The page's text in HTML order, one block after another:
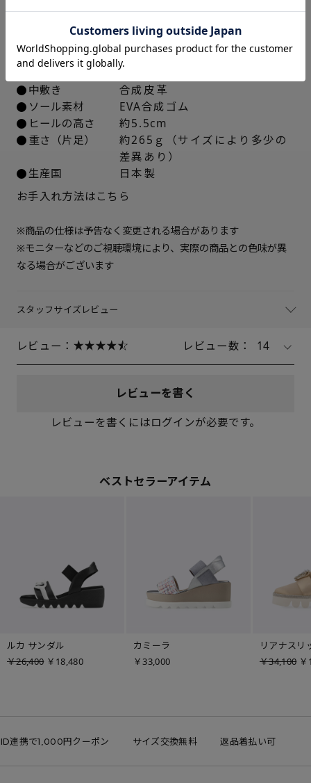
× 在庫なし
24cm × 在庫なし
24.5cm × 在庫なし
25cm △ 概ね１週間後に発送
仕様
アッパー素材
ブラック、トープ：ラム革スム
ース
シルバー：ゴート革型押し
中敷き
合成皮革
ソール素材
EVA合成ゴム
ヒールの高さ
約5.5cm
重さ（片足）
約265ｇ（サイズにより多少の
差異あり）
生産国
日本製
お手入れ方法はこちら
※商品の仕様は予告なく変更される場合があります
※モニターなどのご視聴環境により、実際の商品との色味が異
なる場合がございます
スタッフサイズレビュー
レビュー： レビュー数： 14
レビューを書く
レビューを書くにはログインが必要です。
ベストセラーアイテム
ルカ サンダル
￥26,400 ￥18,480
カミーラ
￥33,000
リアナスリ
￥34,100
携で1,000円クーポン サイズ交換無料 返品着払い可